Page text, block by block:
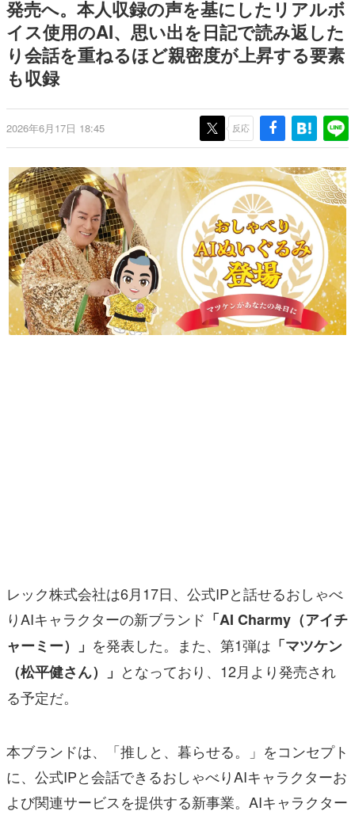
日本のモバイルゲーム史における主要なトピック・タイト
ルを網羅するほか、開発者へのインタビューや識者による
解説を掲載。約20年の歴史が一望できる決定版！
若ゲのいたり〜ゲームクリエイターの青春〜
なんでゲームは面白い？
ゲーム開発者・hamatsu氏がゲームの魅力を画面や操作の
具体的な形から解き明かしていく、硬派で骨太な評論連載
ゲームが変えた日本語
「経験値」「裏技」「ラスボス」… ゲームにまつわる言葉
の起源や用法の変遷を、コンピューター文化史研究家・タ
イニーP氏が徹底調査。
カテゴリ
特集記事
マンガ
発売へ。本人収録の声を基にしたリアルボ
イス使用のAI、思い出を日記で読み返した
り会話を重ねるほど親密度が上昇する要素
も収録
2026年6月17日 18:45 反応
レック株式会社は6月17日、公式IPと話せるおしゃべ
りAIキャラクターの新ブランド 「AI Charmy（アイチ
ャーミー）」 を発表した。また、第1弾は 「マツケン
（松平健さん）」 となっており、12月より発売され
る予定だ。
本ブランドは、「推しと、暮らせる。」をコンセプト
に、公式IPと会話できるおしゃべりAIキャラクターお
よび関連サービスを提供する新事業。AIキャラクター